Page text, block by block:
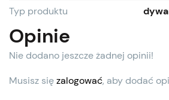
Typ produktu
Opinie
Nie dodano jeszcze żadnej opinii!
Musisz sięzalogować, aby dodać